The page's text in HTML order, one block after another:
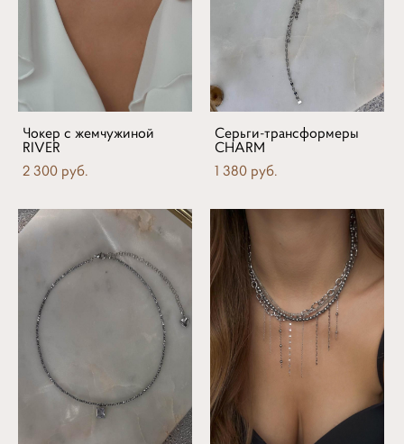
Чокер с жемчужиной
RIVER
2 300 pуб.
Серьги-трансформеры
CHARM
1 380 pуб.